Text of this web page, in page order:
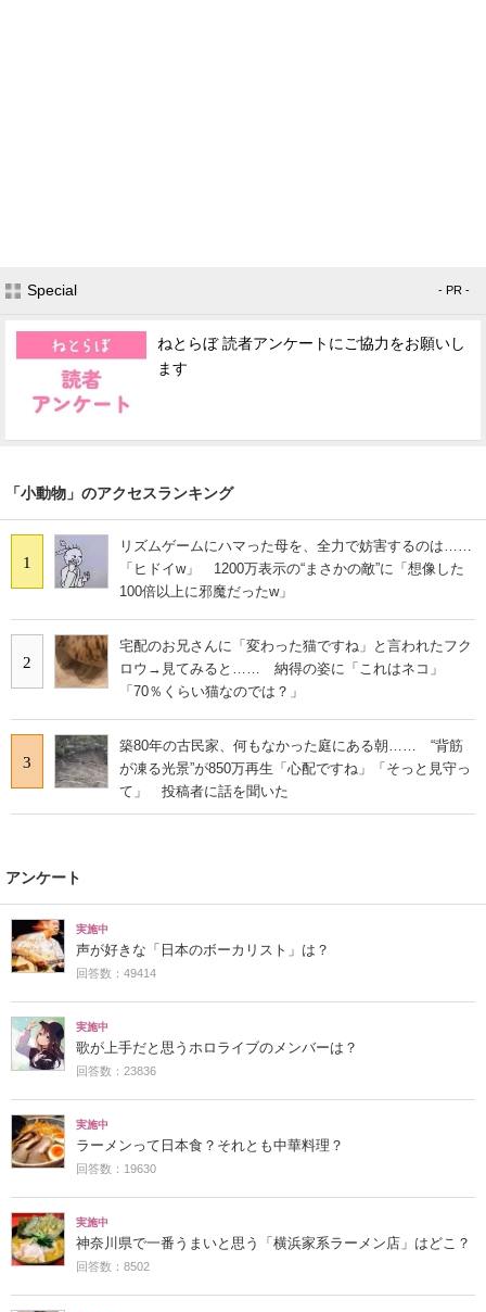
Special - PR -
ねとらぼ 読者アンケートにご協力をお願いし
ます
「小動物」のアクセスランキング
1
リズムゲームにハマった母を、全力で妨害するのは……
「ヒドイw」 1200万表示の“まさかの敵”に「想像した
100倍以上に邪魔だったw」
2
宅配のお兄さんに「変わった猫ですね」と言われたフク
ロウ→見てみると…… 納得の姿に「これはネコ」
「70％くらい猫なのでは？」
3
築80年の古民家、何もなかった庭にある朝…… “背筋
が凍る光景”が850万再生「心配ですね」「そっと見守っ
て」 投稿者に話を聞いた
アンケート
実施中
声が好きな「日本のボーカリスト」は？
回答数：49414
実施中
歌が上手だと思うホロライブのメンバーは？
回答数：23836
実施中
ラーメンって日本食？それとも中華料理？
回答数：19630
実施中
神奈川県で一番うまいと思う「横浜家系ラーメン店」はどこ？
回答数：8502